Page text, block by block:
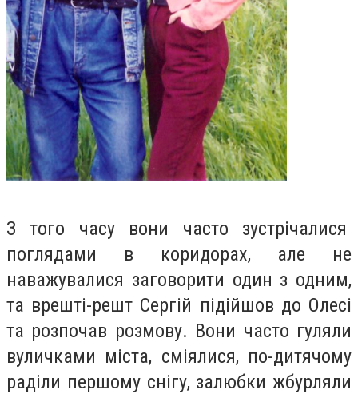
З того часу вони часто зустрічалися
поглядами в коридорах, але не
наважувалися заговорити один з одним,
та врешті-решт Сергій підійшов до Олесі
та розпочав розмову. Вони часто гуляли
вуличками міста, сміялися, по-дитячому
раділи першому снігу, залюбки жбурляли